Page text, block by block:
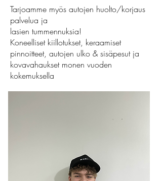
Tarjoamme myös autojen huolto/korjaus
palvelua ja
lasien tummennuksia!
Koneelliset kiillotukset, keraamiset
pinnoitteet, autojen ulko & sisäpesut ja
kovavahaukset monen vuoden
kokemuksella